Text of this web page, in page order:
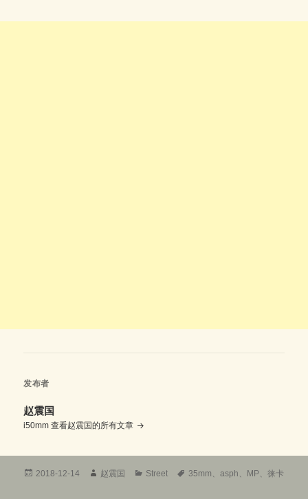
发布者
赵震国
i50mm查看赵震国的所有文章
发
2018-12-14
作
赵震国
分
Street
标
35mm 、asph 、 MP、徕卡